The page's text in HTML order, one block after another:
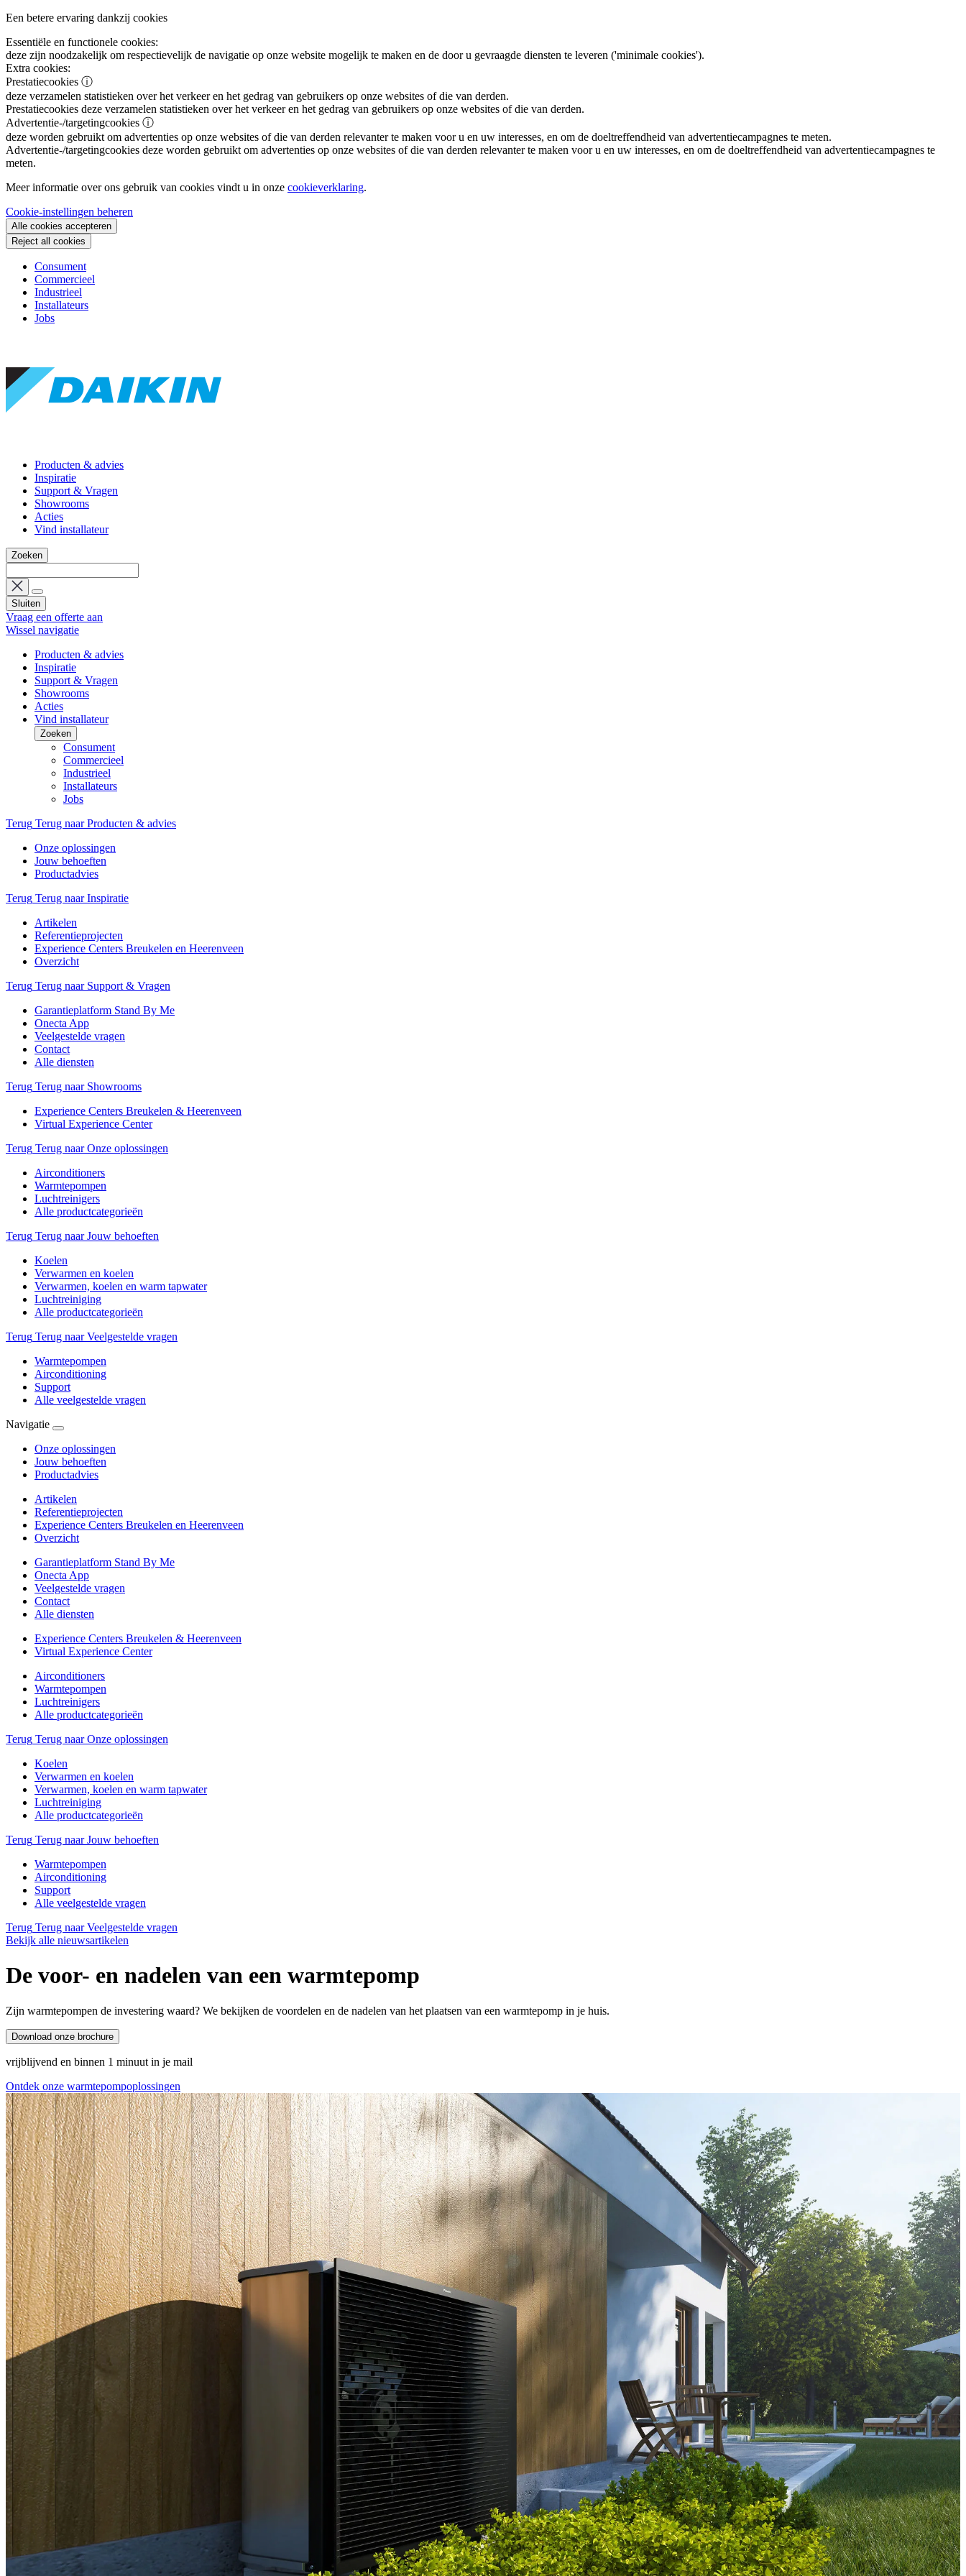
Een betere ervaring dankzij cookies
Essentiële en functionele cookies:
deze zijn noodzakelijk om respectievelijk de navigatie op onze website mogelijk te maken en de door u gevraagde diensten te leveren ('minimale cookies').
Extra cookies:
Prestatiecookies ⓘ
deze verzamelen statistieken over het verkeer en het gedrag van gebruikers op onze websites of die van derden.
Prestatiecookies deze verzamelen statistieken over het verkeer en het gedrag van gebruikers op onze websites of die van derden.
Advertentie-/targetingcookies ⓘ
deze worden gebruikt om advertenties op onze websites of die van derden relevanter te maken voor u en uw interesses, en om de doeltreffendheid van advertentiecampagnes te meten.
Advertentie-/targetingcookies deze worden gebruikt om advertenties op onze websites of die van derden relevanter te maken voor u en uw interesses, en om de doeltreffendheid van advertentiecampagnes te
meten.
Meer informatie over ons gebruik van cookies vindt u in onze cookieverklaring.
Cookie-instellingen beheren
Alle cookies accepteren
Reject all cookies
Consument
Commercieel
Industrieel
Installateurs
Jobs
Producten & advies
Inspiratie
Support & Vragen
Showrooms
Acties
Vind installateur
Zoeken
Sluiten
Vraag een offerte aan
Wissel navigatie
Producten & advies
Inspiratie
Support & Vragen
Showrooms
Acties
Vind installateur
Zoeken
Consument
Commercieel
Industrieel
Installateurs
Jobs
Terug Terug naar Producten & advies
Onze oplossingen
Jouw behoeften
Productadvies
Terug Terug naar Inspiratie
Artikelen
Referentieprojecten
Experience Centers Breukelen en Heerenveen
Overzicht
Terug Terug naar Support & Vragen
Garantieplatform Stand By Me
Onecta App
Veelgestelde vragen
Contact
Alle diensten
Terug Terug naar Showrooms
Experience Centers Breukelen & Heerenveen
Virtual Experience Center
Terug Terug naar Onze oplossingen
Airconditioners
Warmtepompen
Luchtreinigers
Alle productcategorieën
Terug Terug naar Jouw behoeften
Koelen
Verwarmen en koelen
Verwarmen, koelen en warm tapwater
Luchtreiniging
Alle productcategorieën
Terug Terug naar Veelgestelde vragen
Warmtepompen
Airconditioning
Support
Alle veelgestelde vragen
Navigatie
Onze oplossingen
Jouw behoeften
Productadvies
Artikelen
Referentieprojecten
Experience Centers Breukelen en Heerenveen
Overzicht
Garantieplatform Stand By Me
Onecta App
Veelgestelde vragen
Contact
Alle diensten
Experience Centers Breukelen & Heerenveen
Virtual Experience Center
Airconditioners
Warmtepompen
Luchtreinigers
Alle productcategorieën
Terug Terug naar Onze oplossingen
Koelen
Verwarmen en koelen
Verwarmen, koelen en warm tapwater
Luchtreiniging
Alle productcategorieën
Terug Terug naar Jouw behoeften
Warmtepompen
Airconditioning
Support
Alle veelgestelde vragen
Terug Terug naar Veelgestelde vragen
Bekijk alle nieuwsartikelen
De voor- en nadelen van een warmtepomp
Zijn warmtepompen de investering waard? We bekijken de voordelen en de nadelen van het plaatsen van een warmtepomp in je huis.
Download onze brochure
vrijblijvend en binnen 1 minuut in je mail
Ontdek onze warmtepompoplossingen